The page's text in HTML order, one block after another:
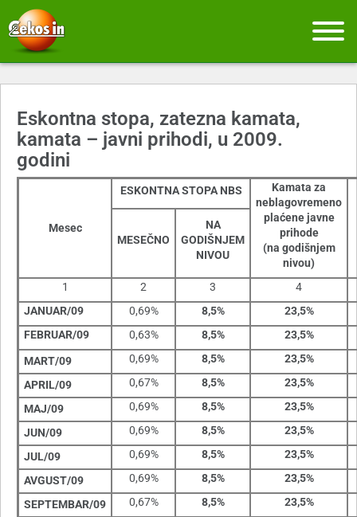
Eskontna stopa, zatezna kamata,
kamata – javni prihodi, u 2009.
godini
Mesec
ESKONTNA STOPA NBS
Kamata za
neblagovremeno
plaćene javne
prihode
(na godišnjem
nivou)
MESEČNO
NA
GODIŠNJEM
NIVOU
1 2 3
4
JANUAR/09
0,69% 8,5%
23,5%
FEBRUAR/09
0,63% 8,5% 23,5%
MART/09 0,69% 8,5% 23,5%
APRIL/09 0,67% 8,5% 23,5%
MAJ/09 0,69% 8,5% 23,5%
JUN/09 0,69% 8,5% 23,5%
JUL/09 0,69% 8,5% 23,5%
AVGUST/09 0,69% 8,5% 23,5%
SEPTEMBAR/09 0,67% 8,5% 23,5%